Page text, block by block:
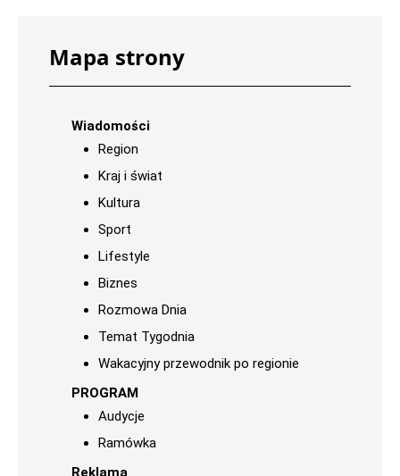
Mapa strony
Wiadomości
Region
Kraj i świat
Kultura
Sport
Lifestyle
Biznes
Rozmowa Dnia
Temat Tygodnia
Wakacyjny przewodnik po regionie
PROGRAM
Audycje
Ramówka
Reklama